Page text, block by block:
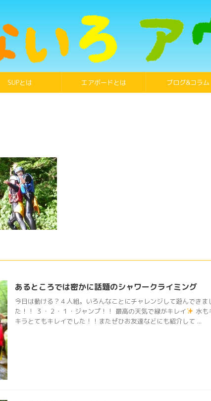
SUPとは エアボードとは ブログ&コラム
あるところでは密かに話題のシャワークライミング
今日は動ける？４人組。いろんなことにチャレンジして遊んできま
た！！ ３・２・１・ジャンプ！！ 最高の天気で緑がキレイ
水も
キラとてもキレイでした！！またぜひお友達などにも紹介して ...